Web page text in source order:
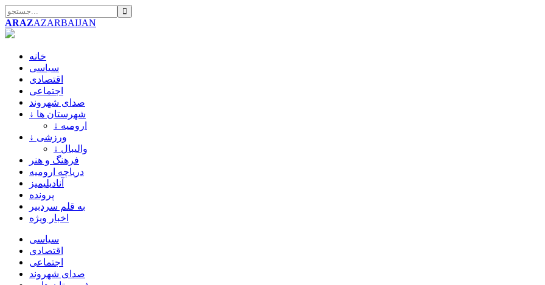
ARAZAZARBAIJAN
خانه
سیاسی
اقتصادی
اجتماعی
صدای شهروند
↓ شهرستان ها
↓ ارومیه
↓ ورزشی
↓ والیبال
فرهنگ و هنر
دریاچه ارومیه
آنادیلیمیز
پرونده
به قلم سردبیر
اخبار ویژه
سیاسی
اقتصادی
اجتماعی
صدای شهروند